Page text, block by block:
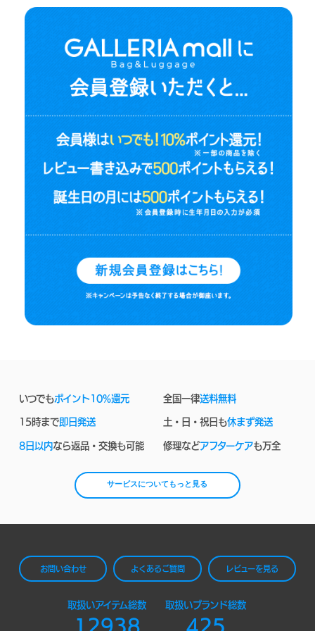
いつでもポイント10%還元 全国一律送料無料
15時まで即日発送 土・日・祝日も休まず発送
8日以内なら返品・交換も可能 修理などアフターケアも万全
サービスについてもっと見る
お問い合わせ よくあるご質問 レビューを見る
取扱いアイテム総数
12938
取扱いブランド総数
425